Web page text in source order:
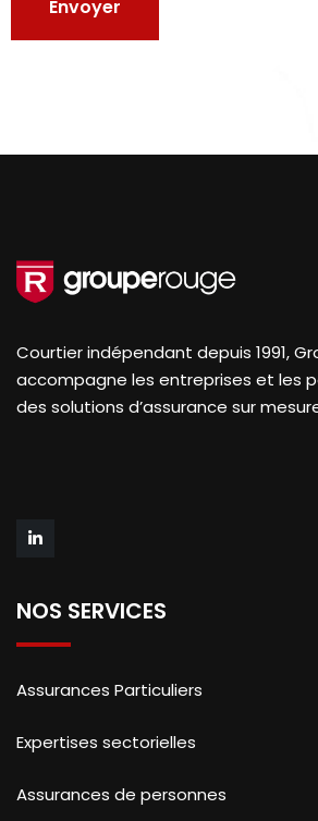
Courtier indépendant depuis 1991,
accompagne les entreprises et les
des solutions d’assurance sur
NOS SERVICES
Assurances Particuliers
Expertises sectorielles
Assurances de personnes